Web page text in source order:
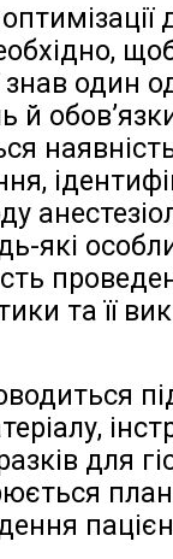
один
які
та її
для
план